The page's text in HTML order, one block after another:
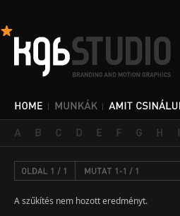
A szűkítés nem hozott eredményt.